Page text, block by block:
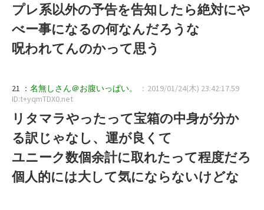
プレ系以外の予告を告知したら絶対にや
べー事になるの何なんだろうな
呪われてんのかって思う
21 ： 名無しさん＠お腹いっぱい。
：2019/01/24(木) 23:42:17.59
ID:t+yqmTDX0.net
リタマラやったって宝箱の中身が分か
る訳じゃなし、運が良くて
ユニーク数個余計に取れたって程度だろ
個人的には大して気にならないけどな